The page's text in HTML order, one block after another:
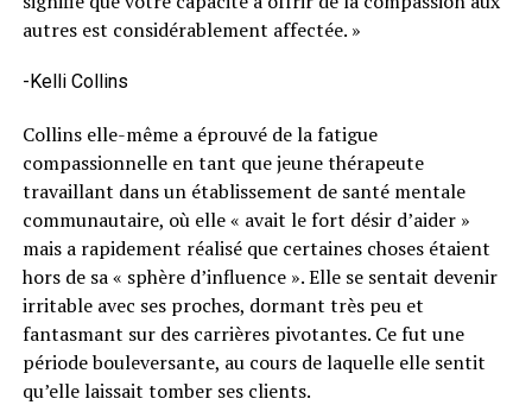
autres est considérablement affectée. »
-Kelli Collins
Collins elle-même a éprouvé de la fatigue
compassionnelle en tant que jeune thérapeute
travaillant dans un établissement de santé mentale
communautaire, où elle « avait le fort désir d’aider »
mais a rapidement réalisé que certaines choses étaient
hors de sa « sphère d’influence ». Elle se sentait devenir
irritable avec ses proches, dormant très peu et
fantasmant sur des carrières pivotantes. Ce fut une
période bouleversante, au cours de laquelle elle sentit
qu’elle laissait tomber ses clients.